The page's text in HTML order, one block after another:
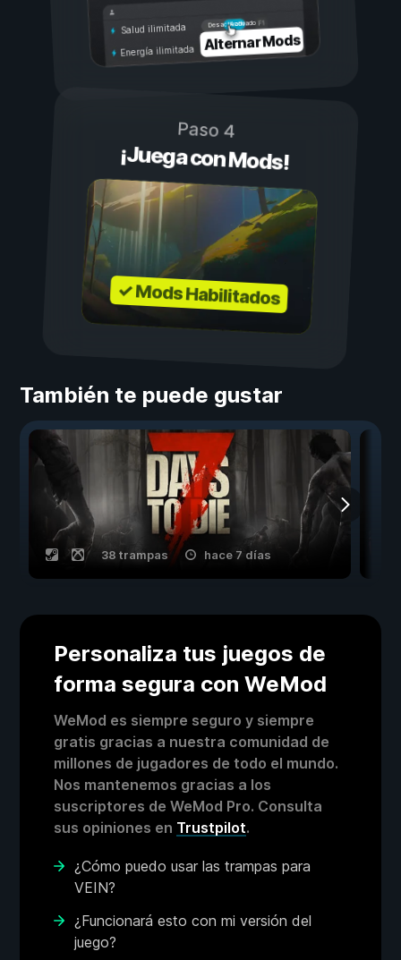
Activado
Desactivado
Salud ilimitada
Energía ilimitada Alternar Mods
Paso 4
¡Juega con Mods!
✓ Mods Habilitados
También te puede gustar
38 trampas hace 7 días
Personaliza tus juegos de
forma segura con WeMod
WeMod es siempre seguro y siempre
gratis gracias a nuestra comunidad de
millones de jugadores de todo el mundo.
Nos mantenemos gracias a los
suscriptores de WeMod Pro. Consulta
sus opiniones en Trustpilot.
¿Cómo puedo usar las trampas para
VEIN?
¿Funcionará esto con mi versión del
juego?